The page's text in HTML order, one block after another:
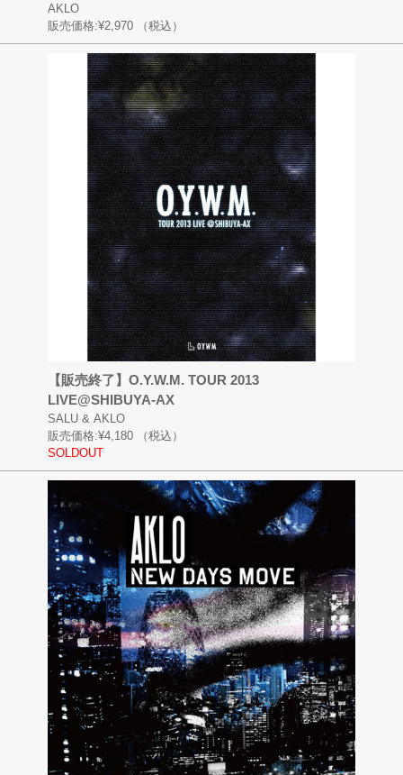
AKLO
販売価格:¥2,970 （税込）
【販売終了】O.Y.W.M. TOUR 2013
LIVE@SHIBUYA-AX
SALU & AKLO
販売価格:¥4,180
（税込）
SOLDOUT